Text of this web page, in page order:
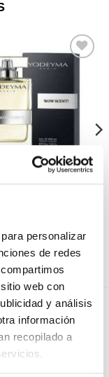
personalizar
de redes
web con
y análisis
información
recopilado a
lista de
deseos
PERFUMERÍA
AL CARRITO